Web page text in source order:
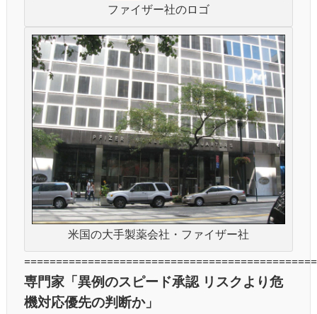
ファイザー社のロゴ
米国の大手製薬会社・ファイザー社
専門家「異例のスピード承認 リスクより危
機対応優先の判断か」